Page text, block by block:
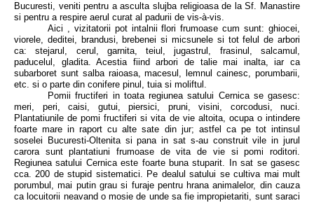
Bucuresti, veniti pentru a asculta slujba religioasa de la Sf. Manastire
si pentru a respire aerul curat al padurii de vis-à-vis.
Aici , vizitatorii pot intalnii flori frumoase cum sunt: ghiocei,
viorele, deditei, brandusi, brebenei si micsunele si tot felul de arbori
ca: stejarul, cerul, garnita, teiul, jugastrul, frasinul, salcamul,
paducelul, gladita. Acestia fiind arbori de talie mai inalta, iar ca
subarboret sunt salba raioasa, macesul, lemnul cainesc, porumbarii,
etc. si o parte din conifere pinul, tuia si moliftul.
Pomii fructiferi in toata regiunea satului Cernica se gasesc:
meri, peri, caisi, gutui, piersici, pruni, visini, corcodusi, nuci.
Plantatiunile de pomi fructiferi si vita de vie altoita, ocupa o intindere
foarte mare in raport cu alte sate din jur; astfel ca pe tot intinsul
soselei Bucuresti-Oltenita si pana in sat s-au construit vile in jurul
carora sunt plantatiuni frumoase de vita de vie si pomi roditori.
Regiunea satului Cernica este foarte buna stuparit. In sat se gasesc
cca. 200 de stupid sistematici. Pe dealul satului se cultiva mai mult
porumbul, mai putin grau si furaje pentru hrana animalelor, din cauza
ca locuitorii neavand o mosie de unde sa fie impropietariti, sunt saraci